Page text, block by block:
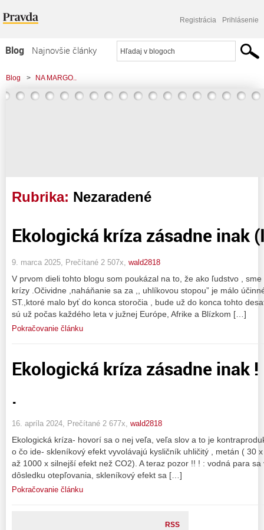
Registrácia Prihlásenie
Blog
Najnovšie články
Najčítanejšie články
Najkomentovanejšie články
Blog > NA MARGO..
Rubrika: Nezaradené
Ekologická kríza zásadne inak
9. marca 2025, Prečítané 2 507x, wald2818
V prvom dieli tohto blogu som poukázal na to, že ako ľudstvo ,
krízy .Očividne ,naháňanie sa za ,, uhlíkovou stopou” je málo
ST.,ktoré malo byť do konca storočia , bude už do konca tohto
sú už počas každého leta v južnej Európe, Afrike a Blízkom […]
Pokračovanie článku
Ekologická kríza zásadne inak
.
16. apríla 2024, Prečítané 2 677x, wald2818
Ekologická kríza- hovorí sa o nej veľa, veľa slov a to je
o čo ide- skleníkový efekt vyvolávajú kysličník uhličitý , metán ( 30
až 1000 x silnejší efekt než CO2). A teraz pozor !! ! : vodná para
dôsledku otepľovania, skleníkový efekt sa […]
Pokračovanie článku
RSS